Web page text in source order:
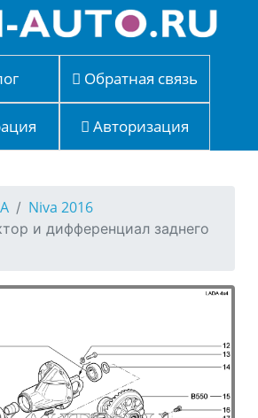
Обратная связь
Авторизация
Niva 2016
и дифференциал заднего